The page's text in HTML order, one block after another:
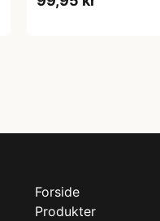
Forside
Produkter